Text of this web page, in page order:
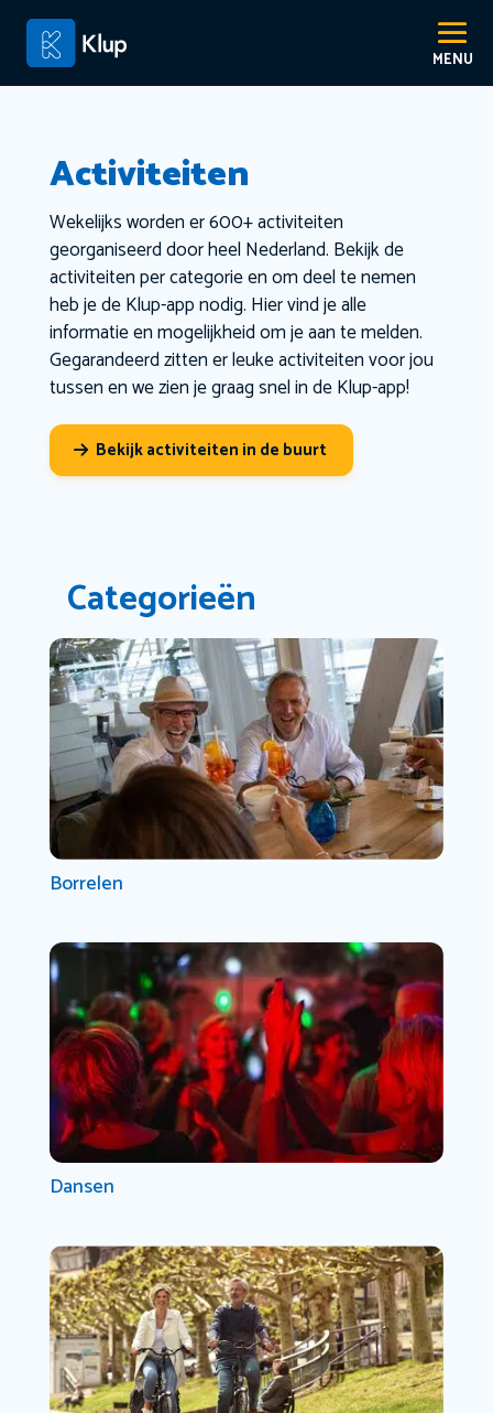
Activiteiten
Wekelijks worden er 600+ activiteiten
georganiseerd door heel Nederland. Bekijk de
activiteiten per categorie en om deel te nemen
heb je de Klup-app nodig. Hier vind je alle
informatie en mogelijkheid om je aan te melden.
Gegarandeerd zitten er leuke activiteiten voor jou
tussen en we zien je graag snel in de Klup-app!
Bekijk activiteiten in de buurt
Categorieën
Borrelen
Dansen